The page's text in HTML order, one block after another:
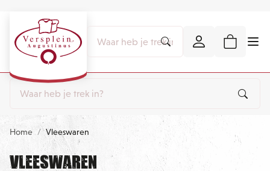
Home Vleeswaren
Vleeswaren